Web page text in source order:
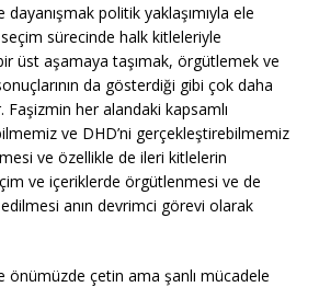
politik yaklaşımıyla ele
seçim sürecinde halk kitleleriyle
üst aşamaya taşımak, örgütlemek ve
da gösterdiği gibi çok daha
Faşizmin her alandaki kapsamlı
ve DHD’ni gerçekleştirebilmemiz
ve özellikle de ileri kitlelerin
ve içeriklerde örgütlenmesi ve de
anın devrimci görevi olarak
önümüzde çetin ama şanlı mücadele